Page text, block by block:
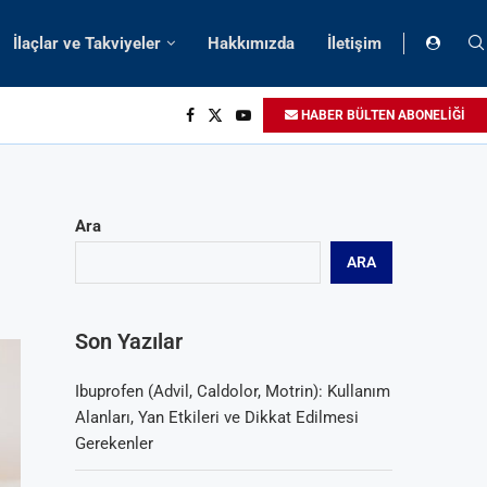
İlaçlar ve Takviyeler Hakkımızda İletişim
HABER BÜLTEN ABONELİĞİ
Ara
ARA
Son Yazılar
Ibuprofen (Advil, Caldolor, Motrin): Kullanım
Alanları, Yan Etkileri ve Dikkat Edilmesi
Gerekenler